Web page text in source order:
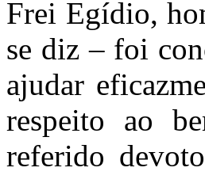
Frei Egídio,
se diz – foi
ajudar
respeito
ao
referido